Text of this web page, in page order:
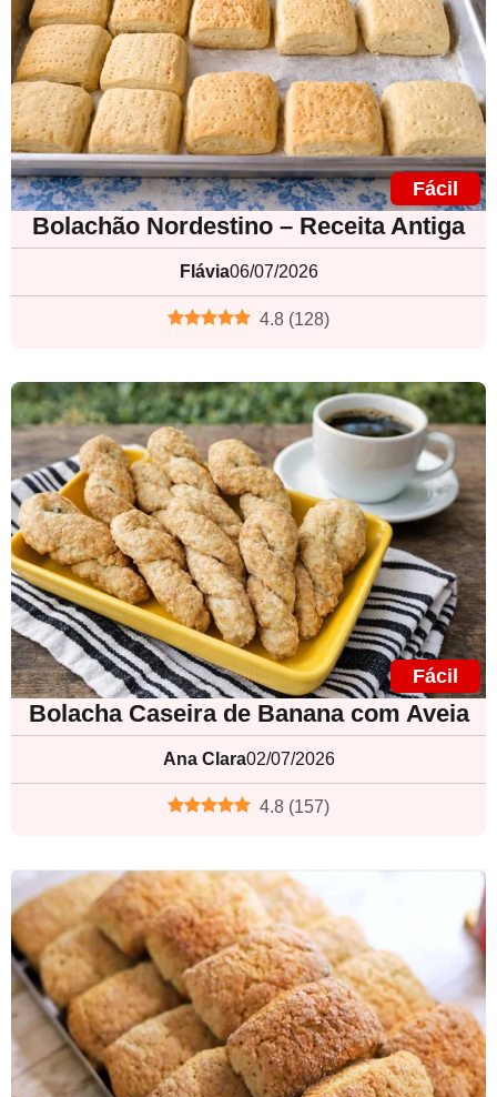
Fácil
Bolachão Nordestino – Receita Antiga
Flávia06/07/2026
4.8 (128)
Fácil
Bolacha Caseira de Banana com Aveia
Ana Clara02/07/2026
4.8 (157)